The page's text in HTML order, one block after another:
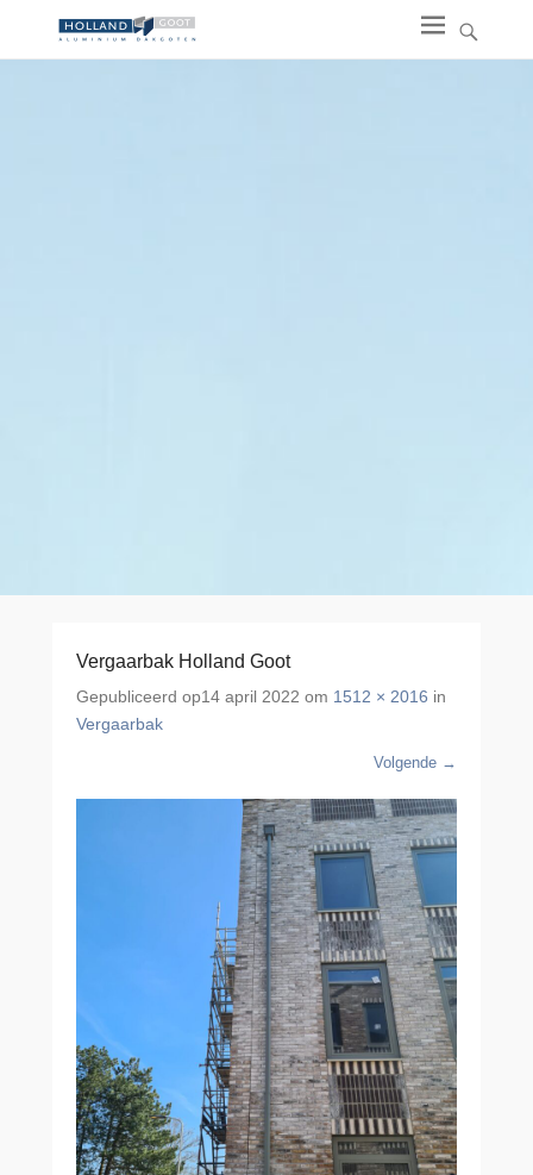
Vergaarbak Holland Goot
Gepubliceerd op14 april 2022 om 1512 × 2016 in
Vergaarbak
Volgende →